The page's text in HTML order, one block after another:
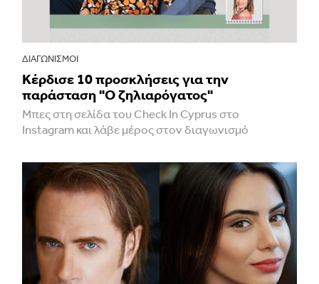
ΔΙΑΓΩΝΙΣΜΟΊ
Κέρδισε 10 προσκλήσεις για την
παράσταση "Ο ζηλιαρόγατος"
Μπες στη σελίδα του Check In Cyprus στο
Instagram και λάβε μέρος στον διαγωνισμό